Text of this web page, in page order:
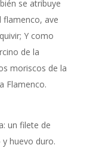
se atribuye
flamenco, ave
Y como
de la
moriscos de la
Flamenco.
un filete de
huevo duro.